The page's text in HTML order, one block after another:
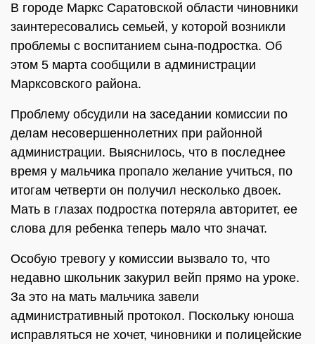
В городе Маркс Саратовской области чиновники
заинтересовались семьей, у которой возникли
проблемы с воспитанием сына-подростка. Об
этом 5 марта сообщили в администрации
Марксовского района.
Проблему обсудили на заседании комиссии по
делам несовершеннолетних при районной
администрации. Выяснилось, что в последнее
время у мальчика пропало желание учиться, по
итогам четверти он получил несколько двоек.
Мать в глазах подростка потеряла авторитет, ее
слова для ребенка теперь мало что значат.
Особую тревогу у комиссии вызвало то, что
недавно школьник закурил вейп прямо на уроке.
За это на мать мальчика завели
административный протокол. Поскольку юноша
исправляться не хочет, чиновники и полицейские